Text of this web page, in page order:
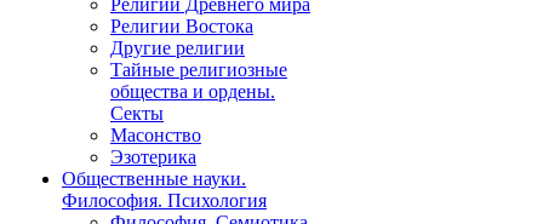
Религии Древнего мира
Религии Востока
Другие религии
Тайные религиозные
общества и ордены.
Секты
Масонство
Эзотерика
Общественные науки.
Философия. Психология